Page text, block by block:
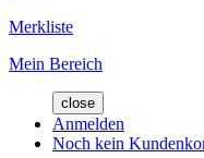
Merkliste
Mein Bereich
close
Anmelden
Noch kein